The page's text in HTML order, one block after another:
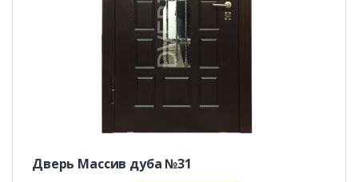
Дверь Массив дуба №31